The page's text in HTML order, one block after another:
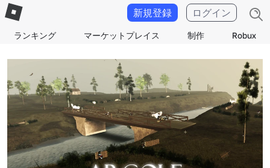
ランキング マーケットプレイス 制作 Robux
新規登録 ログイン